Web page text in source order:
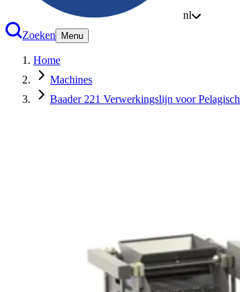
nl
Zoeken
Menu
Home
Machines
Baader 221 Verwerkingslijn voor Pelagisch